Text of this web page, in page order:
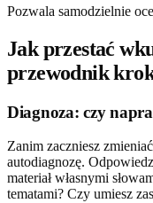
Pozwala samodzielnie
Jak przestać
przewodnik
Diagnoza: czy
Zanim zaczniesz
autodiagnozę.
materiał własnymi
tematami? Czy umiesz